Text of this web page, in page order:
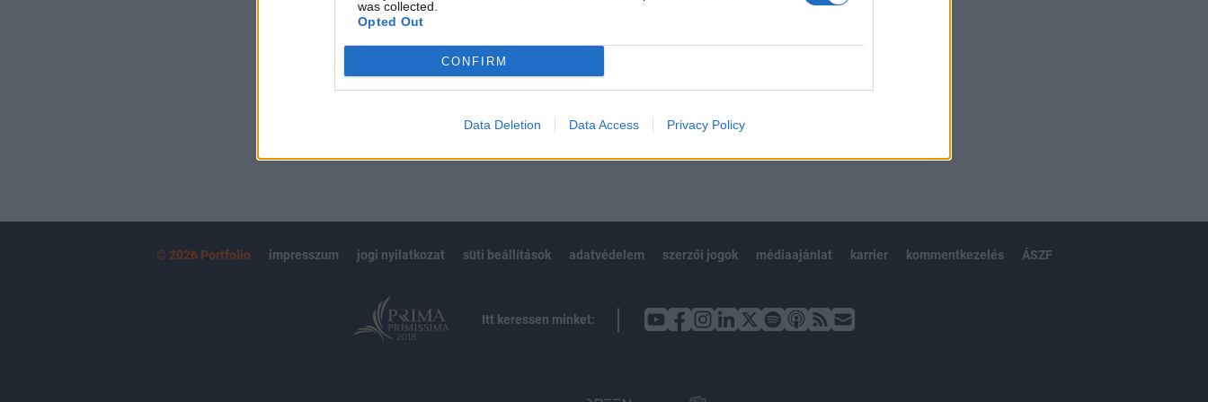
was collected.
Opted Out
CONFIRM
Data Deletion Data Access Privacy Policy
kötéslistái
Előfizetés
MÁR ELŐFIZETŐNK VAGY? BEJELENTKEZÉS
© 2026 Portfolio impresszum jogi nyilatkozat süti beállítások adatvédelem szerzői jogok médiaajánlat karrier kommentkezelés ÁSZF
Itt keressen minket: